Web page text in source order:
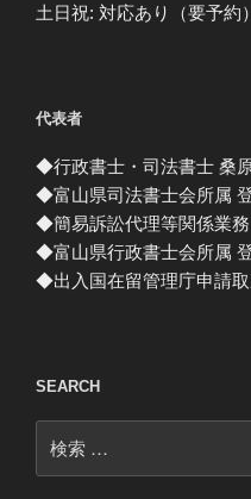
土日祝: 対応あり（要予約）
代表者
◆行政書士・司法書士 桑
◆富山県司法書士会所属
◆簡易訴訟代理等関係業
◆富山県行政書士会所属
◆出入国在留管理庁申請
SEARCH
索: